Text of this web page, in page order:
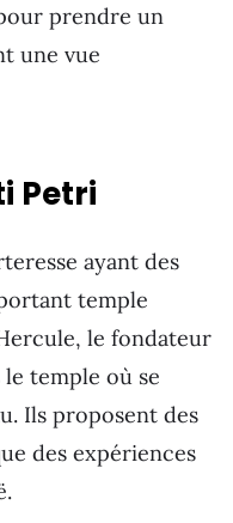
prendre un
une vue
Petri
ayant des
temple
le fondateur
temple où se
Ils proposent des
des expériences